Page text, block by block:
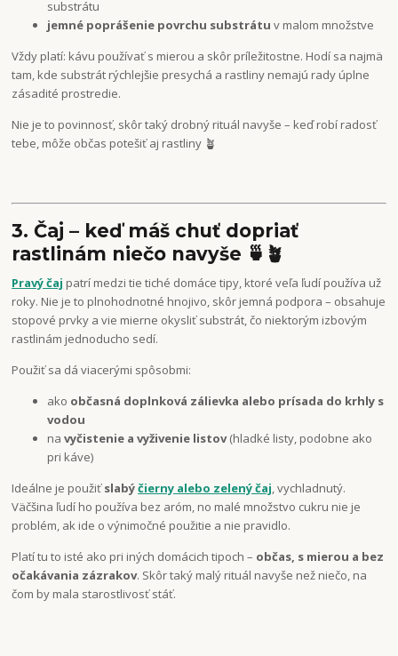
substrátu
jemné poprášenie povrchu substrátu v malom množstve
Vždy platí: kávu používať s mierou a skôr príležitostne. Hodí sa najmä
tam, kde substrát rýchlejšie presychá a rastliny nemajú rady úplne
zásadité prostredie.
Nie je to povinnosť, skôr taký drobný rituál navyše – keď robí radosť
tebe, môže občas potešiť aj rastliny 🪴
3. Čaj – keď máš chuť dopriať
rastlinám niečo navyše 🍵🪴
Pravý čaj patrí medzi tie tiché domáce tipy, ktoré veľa ľudí používa už
roky. Nie je to plnohodnotné hnojivo, skôr jemná podpora – obsahuje
stopové prvky a vie mierne okysliť substrát, čo niektorým izbovým
rastlinám jednoducho sedí.
Použiť sa dá viacerými spôsobmi:
ako občasná doplnková zálievka alebo prísada do krhly s
vodou
navyčistenie a vyživenie listov(hladké listy, podobne ako
pri káve)
Ideálne je použiťslabýčierny alebo zelený čaj, vychladnutý.
Väčšina ľudí ho používa bez aróm, no malé množstvo cukru nie je
problém, ak ide o výnimočné použitie a nie pravidlo.
Platí tu to isté ako pri iných domácich tipoch – občas, s mierou a bez
očakávania zázrakov. Skôr taký malý rituál navyše než niečo, na
čom by mala starostlivosť stáť.